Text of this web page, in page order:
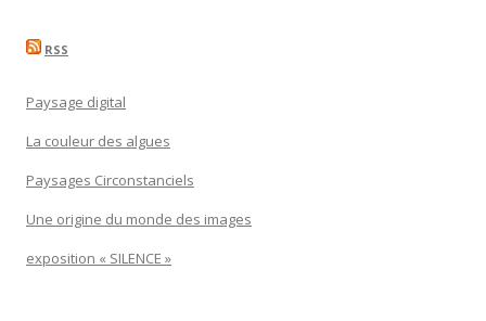
RSS
Paysage digital
La couleur des algues
Paysages Circonstanciels
Une origine du monde des images
exposition « SILENCE »